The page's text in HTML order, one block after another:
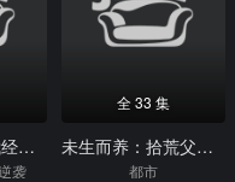
重生被弃后，我经略商海
袭
全 33 集
未生而养：拾荒父亲的人间大义
都市